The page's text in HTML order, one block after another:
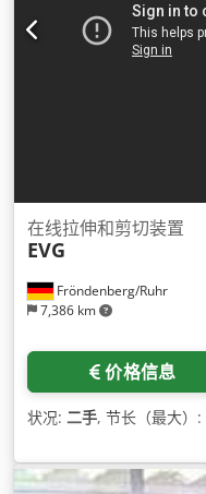
Fröndenberg/Ruhr
7,386 km
在线拉伸和剪切装置
EVG
价格信息
状况: 二手, 节长（最大）: